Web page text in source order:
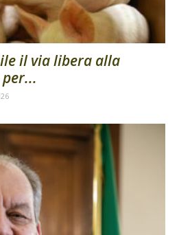
il via libera alla